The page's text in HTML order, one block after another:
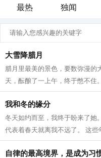
最热
独闻
大雪降腊月
腊月里最美的景色，要数弥漫的
天，酝酿了一上午，终于憋不住
枯枝上，沙沙作响。接着，雪籽
我和冬的缘分
冬天如约而至，我终于盼来了她
代表着春天就离我不远了。 这
因。所以我一直在期待着 人生 跟
自律的最高境界，是成为习